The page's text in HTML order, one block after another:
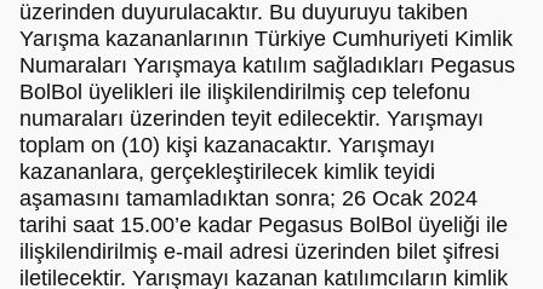
üzerinden duyurulacaktır. Bu duyuruyu takiben
Yarışma kazananlarının Türkiye Cumhuriyeti Kimlik
Numaraları Yarışmaya katılım sağladıkları Pegasus
BolBol üyelikleri ile ilişkilendirilmiş cep telefonu
numaraları üzerinden teyit edilecektir. Yarışmayı
toplam on (10) kişi kazanacaktır. Yarışmayı
kazananlara, gerçekleştirilecek kimlik teyidi
aşamasını tamamladıktan sonra; 26 Ocak 2024
tarihi saat 15.00’e kadar Pegasus BolBol üyeliği ile
ilişkilendirilmiş e-mail adresi üzerinden bilet şifresi
iletilecektir. Yarışmayı kazanan katılımcıların kimlik